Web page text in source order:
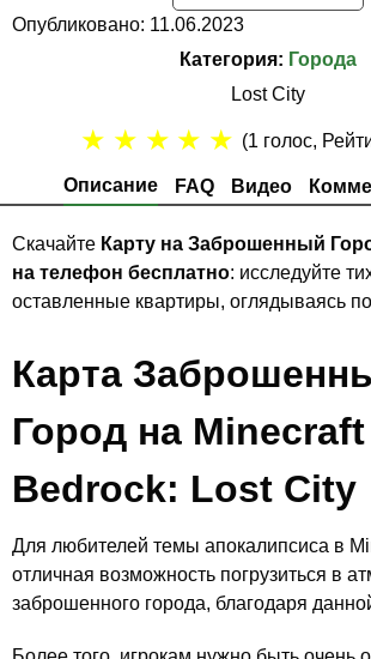
Опубликовано: 11.06.2023
Категория: Города
Lost City
Описание FAQ Видео
★ ★ ★ ★ ★ (1 голос,
Скачайте Карту на Заброшенный
на телефон бесплатно: исследуйте
оставленные квартиры, оглядываясь
Карта
Город на Minecraft
Bedrock: Lost City
Для любителей темы апокалипсиса в
отличная возможность погрузиться в
заброшенного города, благодаря